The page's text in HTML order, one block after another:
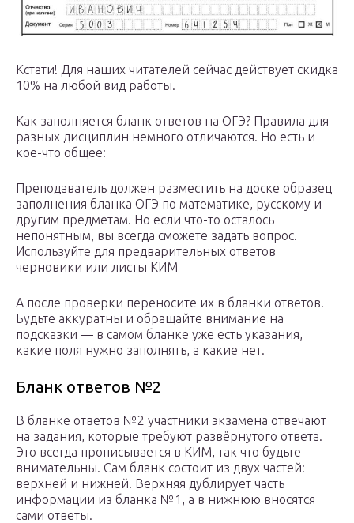
Кстати! Для наших читателей сейчас действует скидка
10% на любой вид работы.
Как заполняется бланк ответов на ОГЭ? Правила для
разных дисциплин немного отличаются. Но есть и
кое-что общее:
Преподаватель должен разместить на доске образец
заполнения бланка ОГЭ по математике, русскому и
другим предметам. Но если что-то осталось
непонятным, вы всегда сможете задать вопрос.
Используйте для предварительных ответов
черновики или листы КИМ
А после проверки переносите их в бланки ответов.
Будьте аккуратны и обращайте внимание на
подсказки — в самом бланке уже есть указания,
какие поля нужно заполнять, а какие нет.
Бланк ответов №2
В бланке ответов №2 участники экзамена отвечают
на задания, которые требуют развёрнутого ответа.
Это всегда прописывается в КИМ, так что будьте
внимательны. Сам бланк состоит из двух частей:
верхней и нижней. Верхняя дублирует часть
информации из бланка №1, а в нижнюю вносятся
сами ответы.